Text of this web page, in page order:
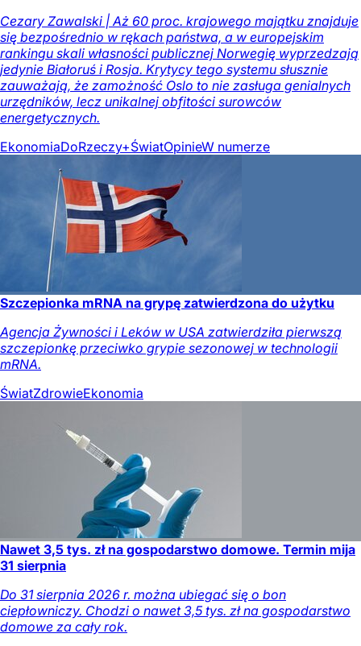
Cezary Zawalski | Aż 60 proc. krajowego majątku znajduje
się bezpośrednio w rękach państwa, a w europejskim
rankingu skali własności publicznej Norwegię wyprzedzają
jedynie Białoruś i Rosja. Krytycy tego systemu słusznie
zauważają, że zamożność Oslo to nie zasługa genialnych
urzędników, lecz unikalnej obfitości surowców
energetycznych.
EkonomiaDoRzeczy+ŚwiatOpinieW numerze
Szczepionka mRNA na grypę zatwierdzona do użytku
Agencja Żywności i Leków w USA zatwierdziła pierwszą
szczepionkę przeciwko grypie sezonowej w technologii
mRNA.
ŚwiatZdrowieEkonomia
Nawet 3,5 tys. zł na gospodarstwo domowe. Termin mija
31 sierpnia
Do 31 sierpnia 2026 r. można ubiegać się o bon
ciepłowniczy. Chodzi o nawet 3,5 tys. zł na gospodarstwo
domowe za cały rok.